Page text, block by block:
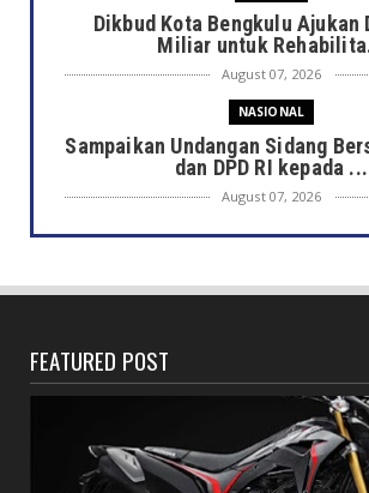
Dikbud Kota Bengkulu Ajukan
Miliar untuk
August 07, 2026
NASIONAL
Sampaikan Undangan Sidang
dan DPD RI kepada ...
August 07, 2026
DAERAH
Gelar Lomba
Jaga Kehormatan Simbol
Jangan Pasang
August 07, 2026
DAERAH
FEATURED POST